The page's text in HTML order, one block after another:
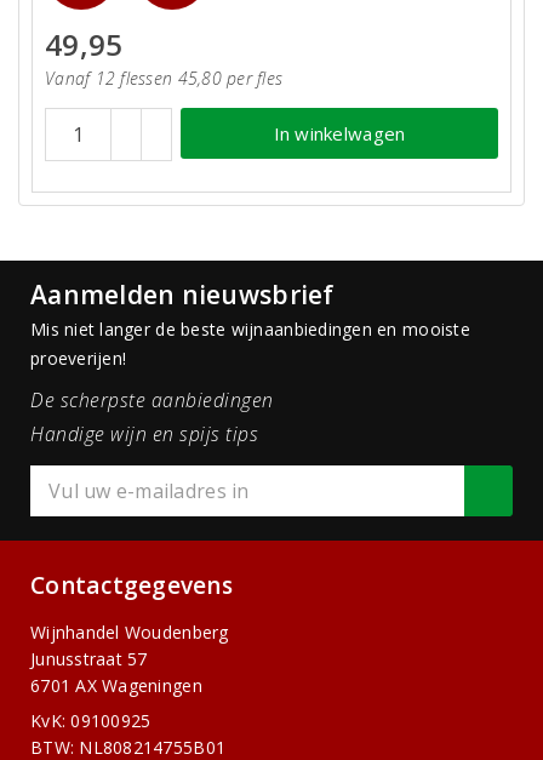
49,95
Vanaf 12 flessen 45,80 per fles
In winkelwagen
Aanmelden nieuwsbrief
Mis niet langer de beste wijnaanbiedingen en mooiste
proeverijen!
De scherpste aanbiedingen
Handige wijn en spijs tips
Contactgegevens
Wijnhandel Woudenberg
Junusstraat 57
6701 AX Wageningen
KvK: 09100925
BTW: NL808214755B01